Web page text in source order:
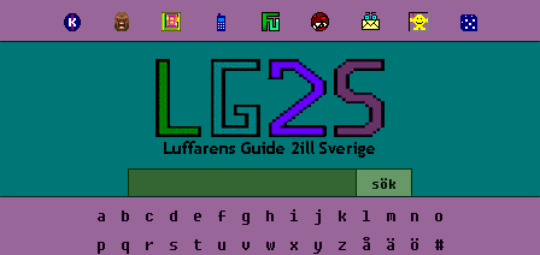
a b c d e f g h i j k l m n
o
p
q r s t u v w x y z å ä ö #